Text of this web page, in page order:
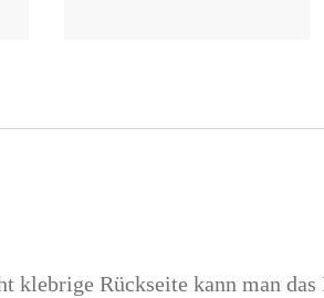
klebrige Rückseite kann man